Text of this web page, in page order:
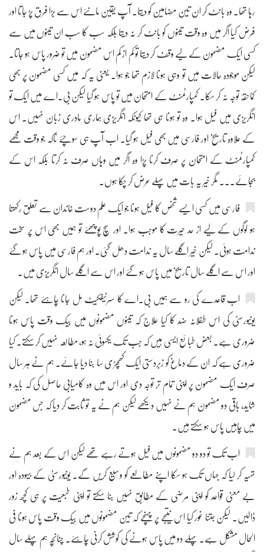
رہا تھا۔ وہ بانٹ کر ان تین مضامین کو دیتا۔ آپ یقین مانئے اس سے بڑا فرق پڑ جاتا اور
فرض کیا اگر میں وہ وقت تینوں کو بانٹ کر نہ دیتا بلکہ سب کا سب ان تینوں میں سے
کسی ایک مضمون کے لیے وقف کر دیتا تو کم از کم اس مضمون میں تو ضرور پاس ہو جاتا۔
لیکن موجودہ حالات میں تو وہی ہونا لازم تھا جو ہوا۔ یعنی یہ کہ میں کسی مضمون پر بھی
کماحقہٗ توجہ نہ کر سکا۔ کمپارٹمنٹ کے امتحان میں تو پاس ہو گیا لیکن بی۔اے میں ایک تو
انگریزی میں فیل ہوا۔ وہ تو ہونا ہی تھا کیونکہ انگریزی ہماری مادری زبان نہیں۔ اس
کے علاوہ تاریخ اور فارسی میں بھی فیل ہو گیا۔ اب آپ ہی سوچئے ناکہ جو وقت مجھے
کمپارٹمنٹ کے امتحان پر صرف کرنا پڑا وہ اگر میں وہاں صرف نہ کرتا بلکہ اس کے
بجائے۔۔۔ مگر خیر یہ بات میں پہلے عرض کر چکا ہوں۔
فارسی میں کسی ایسے شخص کا فیل ہونا جو ایک علم دوست خاندان سے تعلق رکھتا
ہو لوگوں کے لیے از حد حیرت کا موجب ہوا۔ اور سچ پوچھئے تو ہمیں بھی اس پر سخت
ندامت ہوئی۔ لیکن خیر اگلے سال یہ ندامت دھل گئی۔ اور ہم فارسی میں پاس ہو گئے
اور اس سے اگلے سال تاریخ میں پاس ہو گئے اور اس سے اگلے سال انگریزی میں۔
اب قاعدے کی رو سے ہمیں بی۔اے کا سرٹیفکیٹ مل جانا چاہئے تھا۔ لیکن
یونیورسٹی کی اس طفلانہ ضد کا کیا علاج کہ تینوں مضمونوں میں بیک وقت پاس ہونا
ضروری ہے۔ بعض طبائع ایسی ہیں کہ جب تک یکسوئی نہ ہو، مطالعہ نہیں کر سکتے۔ کیا
ضروری ہے کہ ان کے دماغ کو زبردستی ایک کھچڑی سا بنا دیا جائے۔ ہم نے ہر سال
صرف ایک مضمون پر اپنی تمام تر توجہ دی اور اس میں وہ کامیابی حاصل کی کہ باید و
شاید، باقی دو مضمون ہم نے نہیں دیکھے لیکن ہم نے یہ تو ثابت کر دیا کہ جس مضمون
میں چاہیں پاس ہو سکتے ہیں۔
اب تک تو دو دو مضمونوں میں فیل ہوتے رہے تھے لیکن اس کے بعد ہم نے
تہیہ کر لیا کہ جہاں تک ہو سکا اپنے مطالعے کو وسیع کریں گے۔ یونیورسٹی کے بیہودہ اور
بے معنی قواعد کو اپنی مرضی کے مطابق نہیں بنا سکتے تو اپنی طبعیت پر ہی کچھ زور
ڈالیں۔ لیکن جتنا غور کیا اس نتیجے پر پہنچے کہ تین مضمونوں میں بیک وقت پاس ہونا فی
الحال مشکل ہے۔ پہلے دو میں پاس ہونے کی کوشش کرنی چاہئے۔ چنانچہ ہم پہلے سال